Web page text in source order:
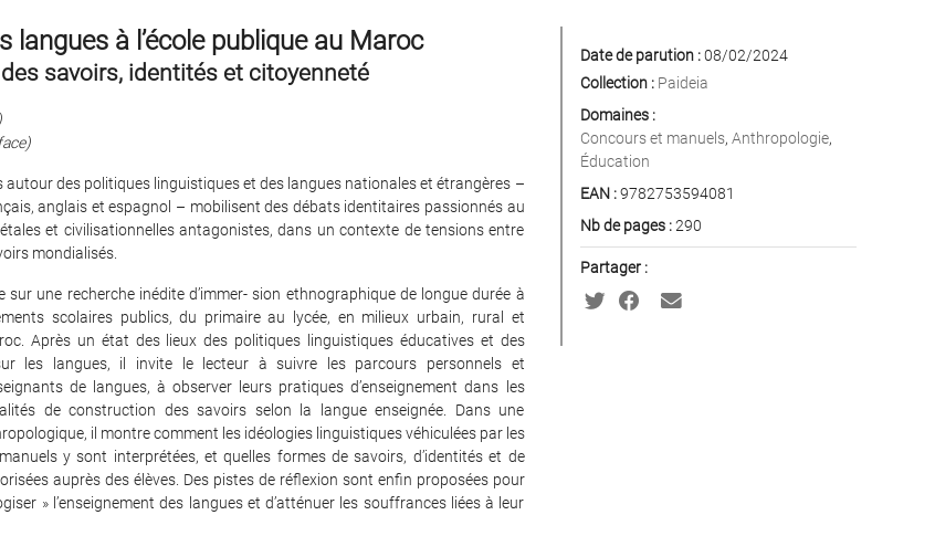
langues à l’école publique au Maroc
savoirs, identités et citoyenneté
autour des politiques linguistiques et des langues nationales et étrangères –
anglais et espagnol – mobilisent des débats identitaires passionnés au
et civilisationnelles antagonistes, dans un contexte de tensions entre
mondialisés.
sur une recherche inédite d’immer- sion ethnographique de longue durée à
scolaires publics, du primaire au lycée, en milieux urbain, rural et
Après un état des lieux des politiques linguistiques éducatives et des
les langues, il invite le lecteur à suivre les parcours personnels et
de langues, à observer leurs pratiques d’enseignement dans les
de construction des savoirs selon la langue enseignée. Dans une
il montre comment les idéologies linguistiques véhiculées par les
y sont interprétées, et quelles formes de savoirs, d’identités et de
auprès des élèves. Des pistes de réflexion sont enfin proposées pour
» l’enseignement des langues et d’atténuer les souffrances liées à leur
Date de parution :08/02/2024
Collection : Paideia
Domaines :
Concours et manuels, Anthropologie,
Éducation
EAN :9782753594081
Nb de pages :290
Partager :